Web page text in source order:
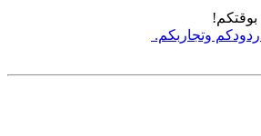
بوقتكم!
وتجاربكم.